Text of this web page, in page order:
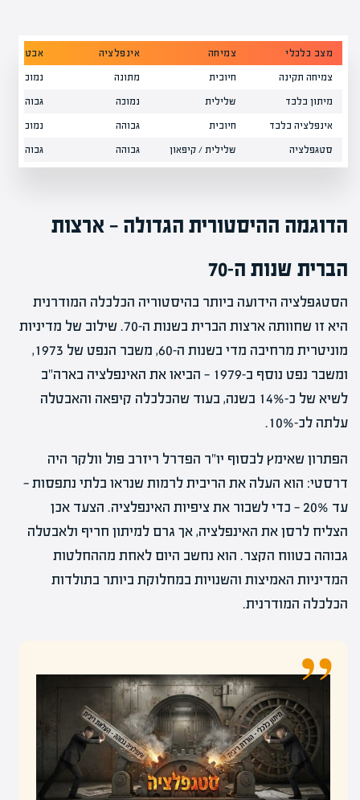
מצב כלכלי צמיחה אינפלציה אבטלה
צמיחה תקינה חיובית מתונה נמוכה
מיתון בלבד שלילית נמוכה גבוהה
אינפלציה בלבד חיובית גבוהה נמוכה
סטגפלציה שלילית / קיפאון גבוהה גבוהה
הדוגמה ההיסטורית הגדולה — ארצות
הברית שנות ה-70
הסטגפלציה הידועה ביותר בהיסטוריה הכלכלה המודרנית
היא זו שחוותה ארצות הברית בשנות ה-70. שילוב של מדיניות
מוניטרית מרחיבה מדי בשנות ה-60, משבר הנפט של 1973,
ומשבר נפט נוסף ב-1979 — הביאו את האינפלציה בארה"ב
לשיא של כ-14% בשנה, בעוד שהכלכלה קיפאה והאבטלה
עלתה לכ-10%.
הפתרון שאימץ לבסוף יו"ר הפדרל ריזרב פול וולקר היה
דרסטי: הוא העלה את הריבית לרמות שנראו בלתי נתפסות —
עד 20% — כדי לשבור את ציפיות האינפלציה. הצעד אכן
הצליח לרסן את האינפלציה, אך גרם למיתון חריף ולאבטלה
גבוהה בטווח הקצר. הוא נחשב היום לאחת מההחלטות
המדיניות האמיצות והשנויות במחלוקת ביותר בתולדות
הכלכלה המודרנית.